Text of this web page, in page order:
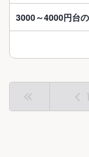
3000～4000円台